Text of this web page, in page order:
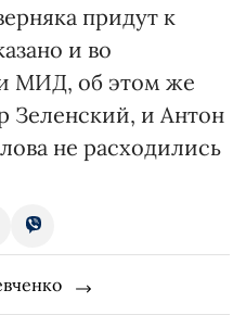
придут к
и во
МИД, об этом же
Зеленский, и Антон
не расходились